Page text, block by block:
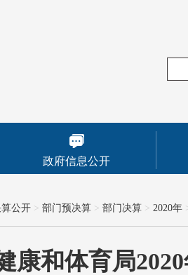
政府信息公开
公开 > 部门预决算 > 部门决算 > 2020年
康和体育局